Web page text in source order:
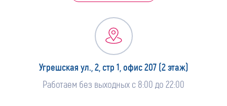
Угрешская ул., 2, стр 1, офис 207 (2 этаж)
Работаем без выходных с 8:00 до 22:00